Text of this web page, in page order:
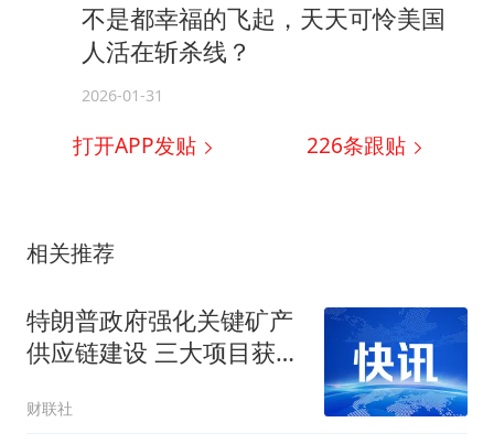
不是都幸福的飞起，天天可怜美国
人活在斩杀线？
2026-01-31
打开APP发贴 226条跟贴
相关推荐
特朗普政府强化关键矿产
供应链建设 三大项目获
财联社